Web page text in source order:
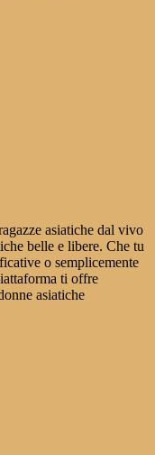
asiatiche dal vivo
belle e libere. Che tu
o semplicemente
ti offre
asiatiche